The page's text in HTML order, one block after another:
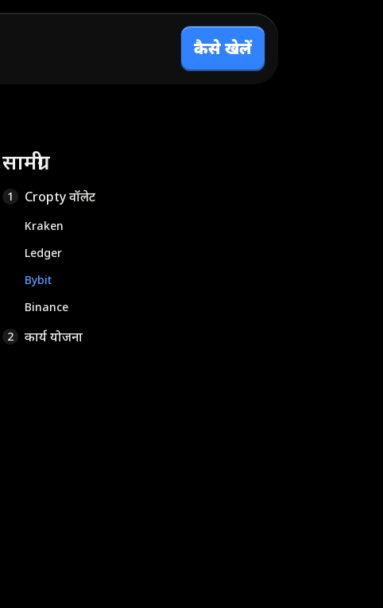
कैसे खेलें
सामग्री
1 Cropty वॉलेट
Kraken
Ledger
Bybit
Binance
2
कार्य योजना